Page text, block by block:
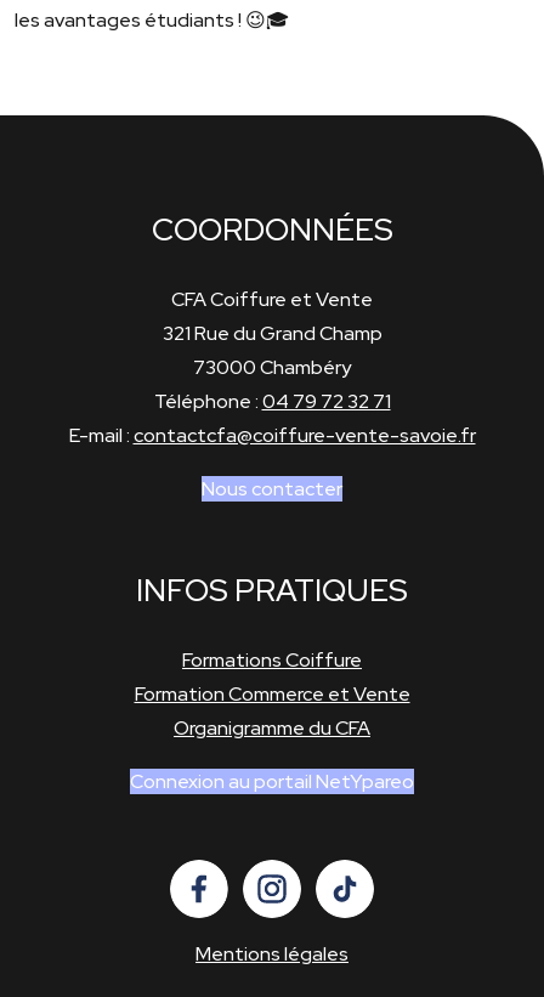
les avantages étudiants ! 😉🎓
COORDONNÉES
CFA Coiffure et Vente
321 Rue du Grand Champ
73000 Chambéry
Téléphone :04 79 72 32 71
E-mail :contactcfa@coiffure-vente-savoie.fr
Nous contacter
INFOS PRATIQUES
Formations Coiffure
Formation Commerce et Vente
Organigramme du CFA
Connexion au portail NetYpareo
Mentions légales